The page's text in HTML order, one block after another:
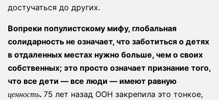
достучаться до других.
Вопреки популистскому мифу, глобальная
солидарность не означает, что заботиться о детях
в отдаленных местах нужно больше, чем о своих
собственных; это просто означает признание того,
что все дети — все люди — имеют равную
ценность. 75 лет назад ООН закрепила это тонкое,